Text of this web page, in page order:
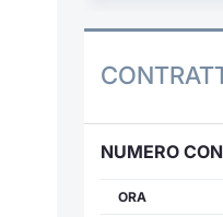
NUMERO
ORA